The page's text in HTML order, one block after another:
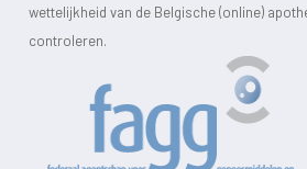
wettelijkheid van de Belgische (online)
controleren.